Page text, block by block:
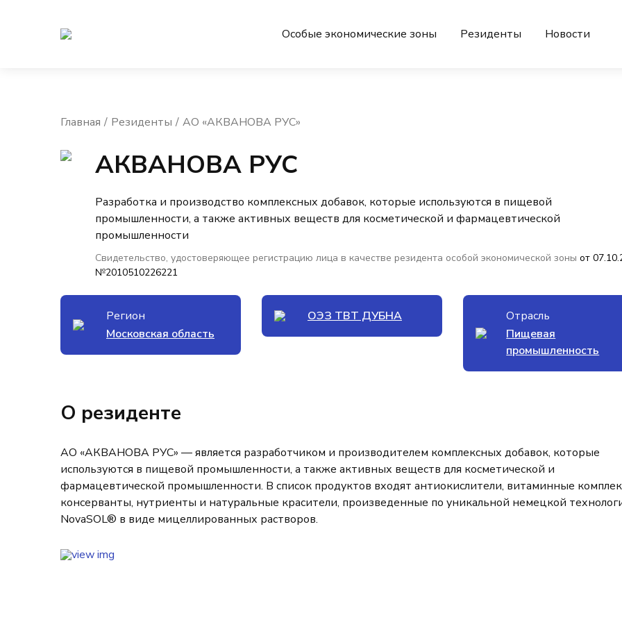
Особые экономические зоны Резиденты Новости
Главная Резиденты АО «АКВАНОВА РУС»
АКВАНОВА РУС
Разработка и производство комплексных добавок, которые используются в пищевой
промышленности, а также активных веществ для косметической и фармацевтической
промышленности
Свидетельство, удостоверяющее регистрацию лица в качестве резидента особой экономической зоны от
№2010510226221
Регион
Московская область
ОЭЗ ТВТ ДУБНА
Отрасль
Пищевая
промышленность
О резиденте
АО «АКВАНОВА РУС» — является разработчиком и производителем комплексных добавок, которые
используются в пищевой промышленности, а также активных веществ для косметической и
фармацевтической промышленности. В список продуктов входят антиокислители, витаминные
консерванты, нутриенты и натуральные красители, произведенные по уникальной немецкой
NovaSOL® в виде мицеллированных растворов.